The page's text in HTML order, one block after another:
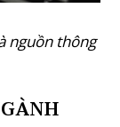
nguồn thông